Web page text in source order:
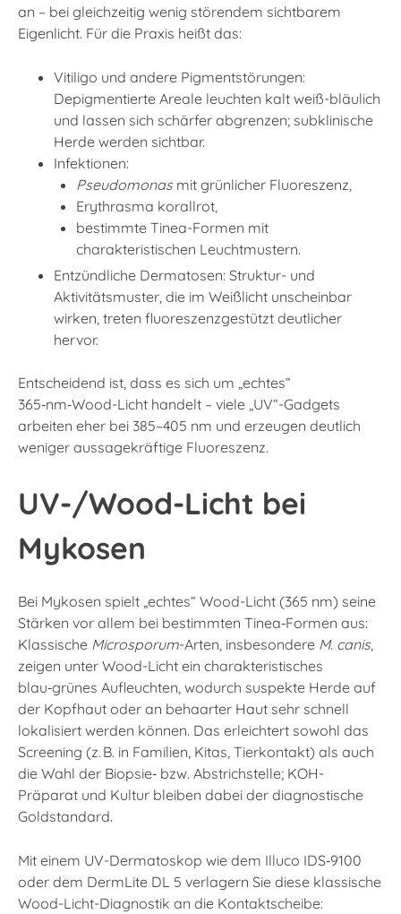
an – bei gleichzeitig wenig störendem sichtbarem
Eigenlicht. Für die Praxis heißt das:
Vitiligo und andere Pigmentstörungen:
Depigmentierte Areale leuchten kalt weiß-bläulich
und lassen sich schärfer abgrenzen; subklinische
Herde werden sichtbar.
Infektionen:
Pseudomonas mit grünlicher Fluoreszenz,
Erythrasma korallrot,
bestimmte Tinea-Formen mit
charakteristischen Leuchtmustern.
Entzündliche Dermatosen: Struktur- und
Aktivitätsmuster, die im Weißlicht unscheinbar
wirken, treten fluoreszenzgestützt deutlicher
hervor.
Entscheidend ist, dass es sich um „echtes“
365‑nm‑Wood-Licht handelt – viele „UV“-Gadgets
arbeiten eher bei 385–405 nm und erzeugen deutlich
weniger aussagekräftige Fluoreszenz.
UV-/Wood-Licht bei
Mykosen
Bei Mykosen spielt „echtes“ Wood-Licht (365 nm) seine
Stärken vor allem bei bestimmten Tinea‑Formen aus:
Klassische Microsporum-Arten, insbesondere M. canis
zeigen unter Wood-Licht ein charakteristisches
blau‑grünes Aufleuchten, wodurch suspekte Herde auf
der Kopfhaut oder an behaarter Haut sehr schnell
lokalisiert werden können. Das erleichtert sowohl das
Screening (z. B. in Familien, Kitas, Tierkontakt) als auch
die Wahl der Biopsie‑ bzw. Abstrichstelle; KOH-
Präparat und Kultur bleiben dabei der diagnostische
Goldstandard.
Mit einem UV-Dermatoskop wie dem Illuco IDS‑9100
oder dem DermLite DL 5 verlagern Sie diese klassische
Wood-Licht-Diagnostik an die Kontaktscheibe: